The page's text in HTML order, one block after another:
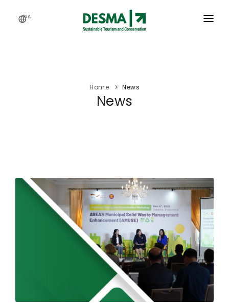
INA
ABOUT US
WEBINAR
Home News
News